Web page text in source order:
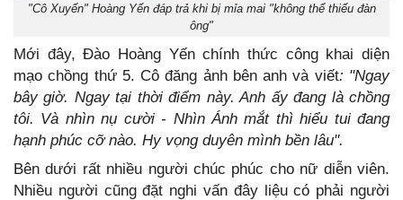
"Cô Xuyến" Hoàng Yến đáp trả khi bị mỉa mai "không thể thiếu đàn
ông"
Mới đây, Đào Hoàng Yến chính thức công khai diện
mạo chồng thứ 5. Cô đăng ảnh bên anh và viết: "Ngay
bây giờ. Ngay tại thời điểm này. Anh ấy đang là chồng
tôi. Và nhìn nụ cười - Nhìn Ánh mắt thì hiểu tui đang
hạnh phúc cỡ nào. Hy vọng duyên mình bền lâu".
Bên dưới rất nhiều người chúc phúc cho nữ diễn viên.
Nhiều người cũng đặt nghi vấn đây liệu có phải người